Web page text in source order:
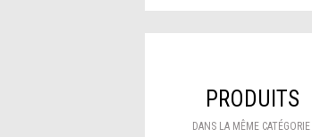
PRODUITS
DANS LA MÊME CATÉGORIE